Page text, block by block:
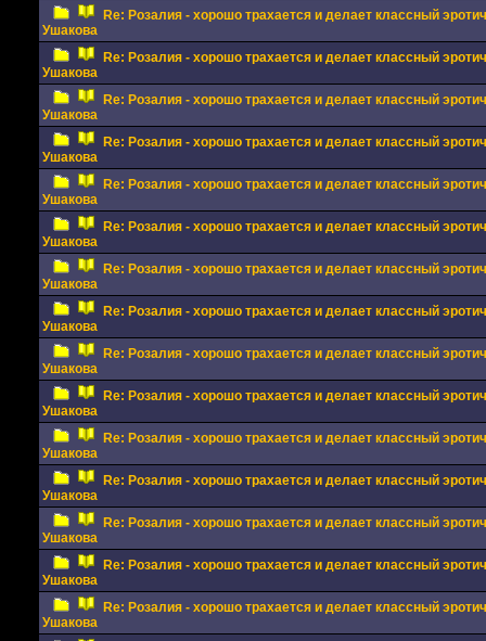
Re: Розалия - хорошо трахается и делает классный
Ушакова
Re: Розалия - хорошо трахается и делает классный
Ушакова
Re: Розалия - хорошо трахается и делает классный
Ушакова
Re: Розалия - хорошо трахается и делает классный
Ушакова
Re: Розалия - хорошо трахается и делает классный
Ушакова
Re: Розалия - хорошо трахается и делает классный
Ушакова
Re: Розалия - хорошо трахается и делает классный
Ушакова
Re: Розалия - хорошо трахается и делает классный
Ушакова
Re: Розалия - хорошо трахается и делает классный
Ушакова
Re: Розалия - хорошо трахается и делает классный
Ушакова
Re: Розалия - хорошо трахается и делает классный
Ушакова
Re: Розалия - хорошо трахается и делает классный
Ушакова
Re: Розалия - хорошо трахается и делает классный
Ушакова
Re: Розалия - хорошо трахается и делает классный
Ушакова
Re: Розалия - хорошо трахается и делает классный
Ушакова